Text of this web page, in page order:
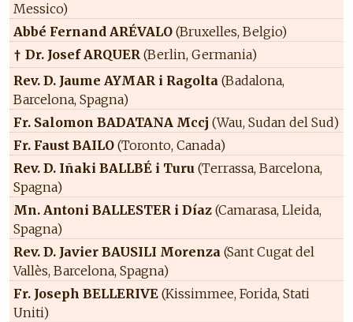
Messico)
Abbé Fernand ARÉVALO (Bruxelles, Belgio)
† Dr. Josef ARQUER (Berlin, Germania)
Rev. D. Jaume AYMAR i Ragolta (Badalona,
Barcelona, Spagna)
Fr. Salomon BADATANA Mccj (Wau, Sudan del Sud)
Fr. Faust BAILO (Toronto, Canada)
Rev. D. Iñaki BALLBÉ i Turu (Terrassa, Barcelona,
Spagna)
Mn. Antoni BALLESTER i Díaz (Camarasa, Lleida,
Spagna)
Rev. D. Javier BAUSILI Morenza (Sant Cugat del
Vallès, Barcelona, Spagna)
Fr. Joseph BELLERIVE (Kissimmee, Forida, Stati
Uniti)